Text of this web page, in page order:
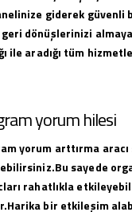
giderek güvenli
dönüşlerinizi
ile aradığı tüm
yorum hilesi
yorum arttırma
sayede
rahatlıkla
bir etkileşim